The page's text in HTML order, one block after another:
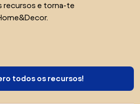
recursos e torna-te
todos os recursos!